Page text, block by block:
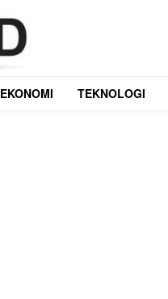
EKONOMI TEKNOLOGI